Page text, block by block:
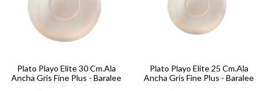
Plato Playo Elite 30 Cm.Ala
Ancha Gris Fine Plus - Baralee
Plato Playo Elite 25 Cm.Ala
Ancha Gris Fine Plus - Baralee